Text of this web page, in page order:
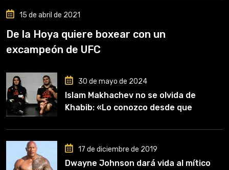
15 de abril de 2021
De la Hoya quiere boxear con un
excampeón de UFC
30 de mayo de 2024
Islam Makhachev no se olvida de
Khabib: «Lo conozco desde que
clave en mi carrera»
17 de diciembre de 2019
Dwayne Johnson dará vida al mítico